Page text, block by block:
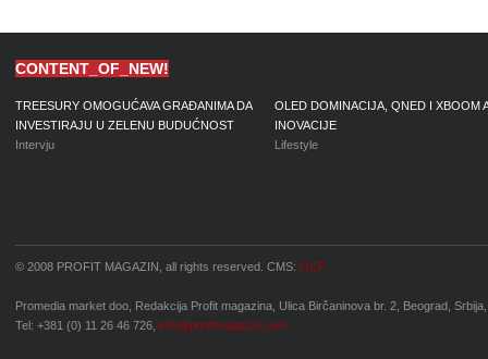
CONTENT_OF_NEW!
TREESURY OMOGUĆAVA GRAĐANIMA DA
INVESTIRAJU U ZELENU BUDUĆNOST
Intervju
OLED DOMINACIJA, QNED I XBOOM
INOVACIJE
Lifestyle
© 2008 PROFIT MAGAZIN, all rights reserved. CMS: OCP
Promedia market doo, Redakcija Profit magazina, Ulica Birčaninova br. 2, Beograd, Srbija,
Tel: +381 (0) 11 26 46 726, info@profitmagazin.com